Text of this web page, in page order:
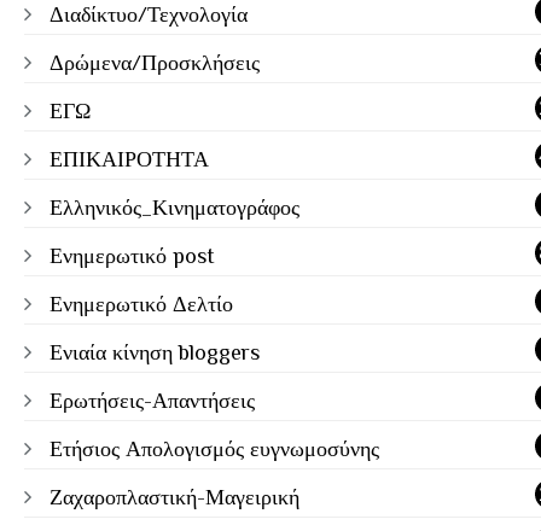
Διαδίκτυο/Τεχνολογία
Δρώμενα/Προσκλήσεις
ΕΓΩ
ΕΠΙΚΑΙΡΟΤΗΤΑ
Ελληνικός_Κινηματογράφος
Ενημερωτικό post
Ενημερωτικό Δελτίο
Ενιαία κίνηση bloggers
Ερωτήσεις-Απαντήσεις
Ετήσιος Απολογισμός ευγνωμοσύνης
Ζαχαροπλαστική-Μαγειρική